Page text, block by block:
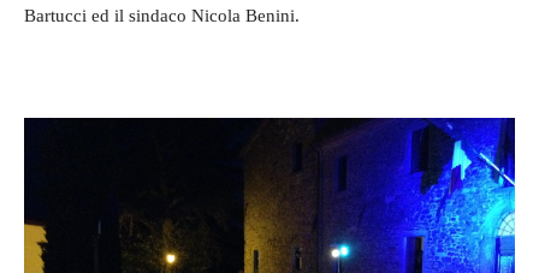
Bartucci ed il sindaco Nicola Benini.